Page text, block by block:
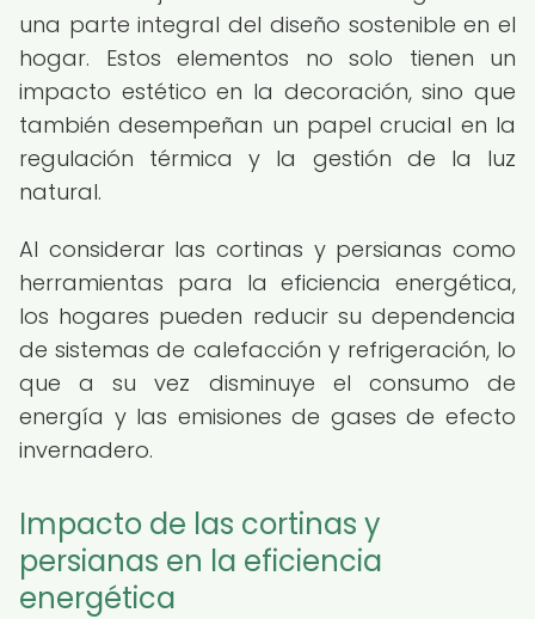
una parte integral del diseño sostenible en el
hogar. Estos elementos no solo tienen un
impacto estético en la decoración, sino que
también desempeñan un papel crucial en la
regulación térmica y la gestión de la luz
natural.
Al considerar las cortinas y persianas como
herramientas para la eficiencia energética,
los hogares pueden reducir su dependencia
de sistemas de calefacción y refrigeración, lo
que a su vez disminuye el consumo de
energía y las emisiones de gases de efecto
invernadero.
Impacto de las cortinas y
persianas en la eficiencia
energética